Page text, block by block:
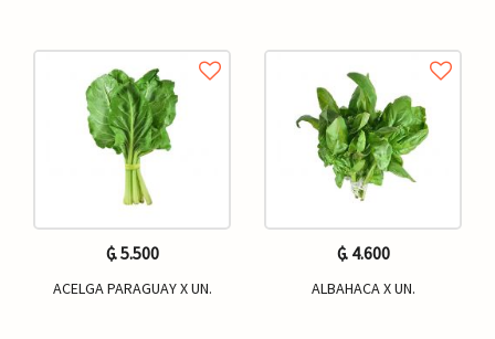
₲. 5.500
ACELGA PARAGUAY X UN.
₲. 4.600
ALBAHACA X UN.